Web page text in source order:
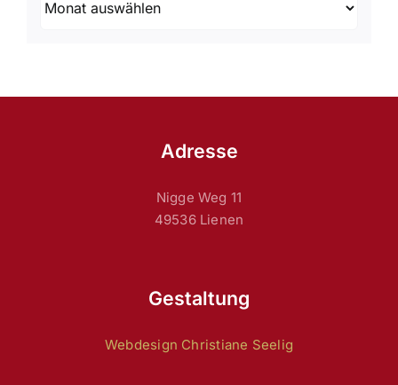
Adresse
Nigge Weg 11
49536 Lienen
Gestaltung
Webdesign Christiane Seelig